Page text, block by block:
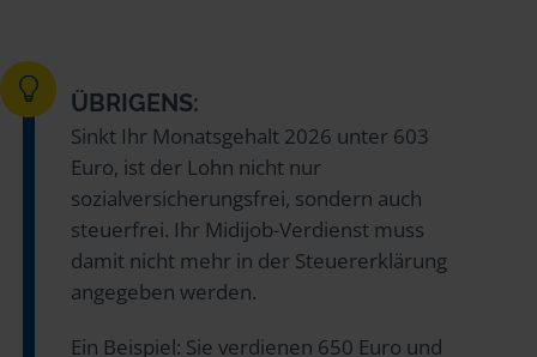
ÜBRIGENS:
Sinkt Ihr Monatsgehalt 2026 unter 603
Euro, ist der Lohn nicht nur
sozialversicherungsfrei, sondern auch
steuerfrei. Ihr Midijob-Verdienst muss
damit nicht mehr in der Steuererklärung
angegeben werden.
Ein Beispiel: Sie verdienen 650 Euro und